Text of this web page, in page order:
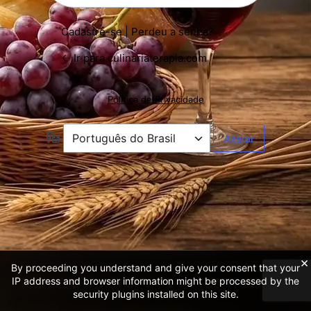
Cadastre-se| Perdeu a senha?
← Ir para culinariaterapia.com
Política de Privacidade
Idioma
By proceeding you understand and give your consent that your
IP address and browser information might be processed by the
security plugins installed on this site.
×